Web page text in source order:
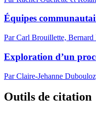
Équipes
Par Carl Brouillette, Bernard
Exploration d’un
Par Claire-Jehanne
Outils de citation